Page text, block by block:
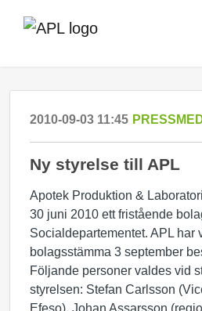
2010-09-03 11:45
Ny styrelse till APL
Apotek Produktion &
30 juni 2010 ett fristående
Socialdepartementet. APL har
bolagsstämma 3 september
Följande personer valdes vid
styrelsen: Stefan Carlsson
Efeso), Johan Assarsson